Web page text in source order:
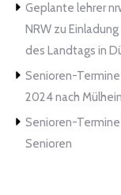
Geplante lehrer
NRW zu
des Landtags in
Senioren-
2024 nach
Senioren-
Senioren